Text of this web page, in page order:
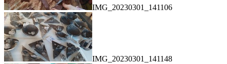
IMG_20230301_141106
IMG_20230301_141148